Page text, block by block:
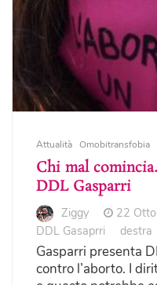
Attualità Omobitransfobia
Chi mal
DDL Gasparri
Ziggy 22
DDL Gasaprri
destra
Gasparri presenta
contro l’aborto. I